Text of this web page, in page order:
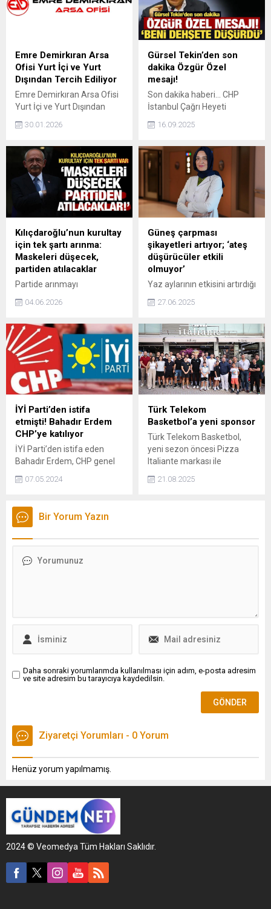
Emre Demirkıran Arsa
Ofisi Yurt İçi ve Yurt
Dışından Tercih Ediliyor
Emre Demirkıran Arsa Ofisi
Yurt İçi ve Yurt Dışından
Tercih Ediliyor Emre
Demirkıran Arsa Ofisi,
fırsatlarıyla hem yurt içinden
hem de yurt dışından
yatırımcıların dikkatini
çekmeye devam ediyor.
Özellikle Silivri arsa yatırımı
yapmak isteyenler için
sunduğu esnek ödeme
planları, şeffaf satış
süreçleri ve hemen tapu...
30.01.2026
Gürsel Tekin’den son
dakika Özgür Özel
mesajı!
Son dakika haberi... CHP
İstanbul Çağrı Heyeti
Başkanı Tekin, "Sayın Özgür
Çelik ve onlara yakın
dehşete düşürdü." diyerek iki
arkadaşının heyetten
psikolojik baskıdan dolayı
ayrıldığını söyledi.
16.09.2025
Kılıçdaroğlu’nun kurultay
için tek şartı arınma:
Maskeleri düşecek,
partiden atılacaklar
Partide arınmayı
gitmek istemeyen CHP
"O villaları kim nasıl almış,
onların hepsini tek tek
sıralayacağım. Bu kişilerin
partiden atılmasını
sağlayacağım" ifadelerini
kullandı.
04.06.2026
Güneş çarpması
şikayetleri artıyor; ‘ateş
düşürücüler etkili
olmuyor’
Yaz aylarının etkisini artırdığı
vakalarında artış yaşanıyor.
kronik hastalıkları olan
bireylerin risk altında
olduğunu belirten İç
Hastalıkları Uzmanı Doç. Dr.
Esra Demir, “Vücut ısısının
ani ve kontrolsüz şekilde
yükselmesi ölümcül
sonuçlara yol açabilir. Acilde
uygulamalarıyla vücut ısısını
düşürüyoruz, ancak kalp...
27.06.2025
İYİ Parti’den istifa
etmişti! Bahadır Erdem
CHP’ye katılıyor
İYİ Parti’den istifa eden
Bahadır Erdem, CHP genel
merkezine geldi. Seçim
sürecinde Ekrem
duyuran Erdem’in CHP’ye
katılacağı öne sürülüyor.
07.05.2024
Türk Telekom
Basketbol’a yeni sponsor
Türk Telekom Basketbol,
yeni sezon öncesi Pizza
Italiante markası ile
sponsorluk anlaşması
imzaladı.
21.08.2025
Bir Yorum Yazın
Daha sonraki yorumlarımda kullanılması için adım, e-posta adresim
ve site adresim bu tarayıcıya kaydedilsin.
Ziyaretçi Yorumları - 0 Yorum
Henüz yorum yapılmamış.
2024 © Veomedya Tüm Hakları Saklıdır.